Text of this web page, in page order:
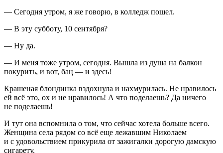
— Сегодня утром, я же говорю, в колледж пошел.
— В эту субботу, 10 сентября?
— Ну да.
— И меня тоже утром, сегодня. Вышла из душа на балкон
покурить, и вот, бац — и здесь!
Крашеная блондинка вздохнула и нахмурилась. Не нравилось
ей всё это, ох и не нравилось! А что поделаешь? Да ничего
не поделаешь!
И тут она вспомнила о том, что сейчас хотела больше всего.
Женщина села рядом со всё еще лежавшим Николаем
и с удовольствием прикурила от зажигалки дорогую дамскую
сигарету.